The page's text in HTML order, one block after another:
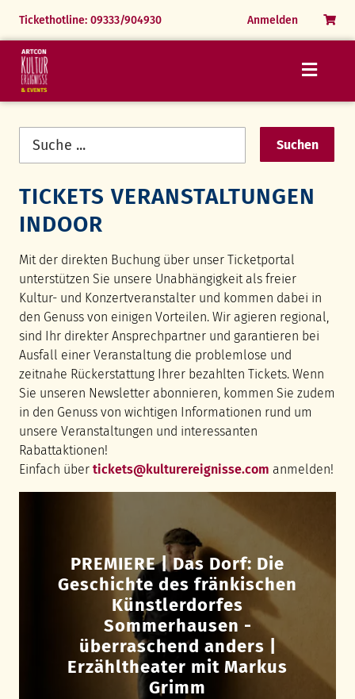
Tickethotline: 09333/904930
Navigation
Anmelden
Vorhandene
Felder
Suchen
TICKETS VERANSTALTUNGEN
INDOOR
Mit der direkten Buchung über unser Ticketportal
unterstützen Sie unsere Unabhängigkeit als freier
Kultur- und Konzertveranstalter und kommen dabei in
den Genuss von einigen Vorteilen. Wir agieren regional,
sind Ihr direkter Ansprechpartner und garantieren bei
Ausfall einer Veranstaltung die problemlose und
zeitnahe Rückerstattung Ihrer bezahlten Tickets. Wenn
Sie unseren Newsletter abonnieren, kommen Sie zudem
in den Genuss von wichtigen Informationen rund um
unsere Veranstaltungen und interessanten
Rabattaktionen!
Einfach über tickets@kulturereignisse.com anmelden!
PREMIERE | Das Dorf: Die
Geschichte des fränkischen
Künstlerdorfes
Sommerhausen -
überraschend anders |
Erzähltheater mit Markus
Grimm
Menü
24.07.26 Die Zauberflöte
25.07.26 Simply Tina
Rothenburg erleben
Menü
31.07.26 Festliche Operngala
01.08.26 Simply Tina
Parkfest Himmelspforten
FAQ
Menü
06.06.26 The Magic of Queen
Naturpark Spessart erleben
FAQ
Menü
Markus Grimm
Romane & Hörbücher
History Events